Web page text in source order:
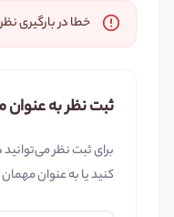
خطا در بارگیری
ثبت نظر به عنوان
برای ثبت نظر می‌توانید
کنید یا به عنوان